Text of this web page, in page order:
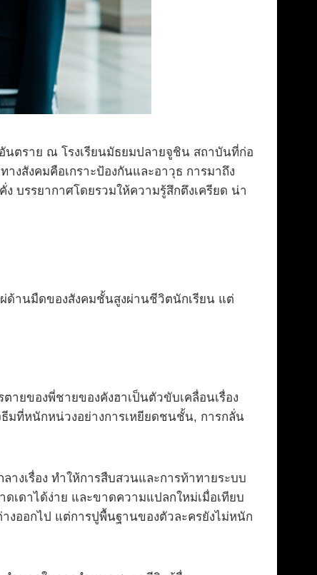
นตราย ณ โรงเรียนมัธยมปลายจูชิน สถาบันที่ก่อ
งสังคมคือเกราะป้องกันและอาวุธ การมาถึง
บรรยากาศโดยรวมให้ความรู้สึกตึงเครียด น่า
ด้านมืดของสังคมชั้นสูงผ่านชีวิตนักเรียน แต่
ายของพี่ชายของคังฮาเป็นตัวขับเคลื่อนเรื่อง
มที่หนักหน่วงอย่างการเหยียดชนชั้น, การกลั่น
างเรื่อง ทำให้การสืบสวนและการท้าทายระบบ
เดาได้ง่าย และขาดความแปลกใหม่เมื่อเทียบ
างออกไป แต่การปูพื้นฐานของตัวละครยังไม่หนัก